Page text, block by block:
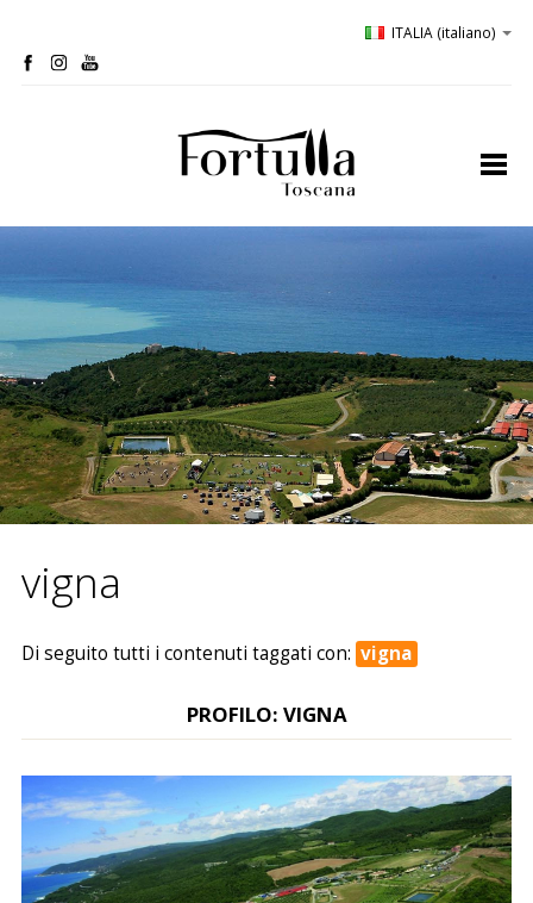
ITALIA (italiano)
profilo
bio-cantina
oliveta
ospitalità
degustazioni
comunicazione
vigna
Di seguito tutti i contenuti taggati con: vigna
PROFILO: VIGNA